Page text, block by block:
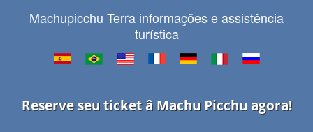
Machupicchu Terra informações e assistência
turística
Reserve seu ticket â Machu Picchu agora!